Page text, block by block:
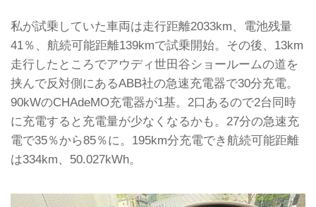
私が試乗していた車両は走行距離2033km、電池残量
41％、航続可能距離139kmで試乗開始。その後、13km
走行したところでアウディ世田谷ショールームの道を
挟んで反対側にあるABB社の急速充電器で30分充電。
90kWのCHAdeMO充電器が1基。2口あるので2台同時
に充電すると充電量が少なくなるかも。27分の急速充
電で35％から85％に。195km分充電でき航続可能距離
は334km、50.027kWh。